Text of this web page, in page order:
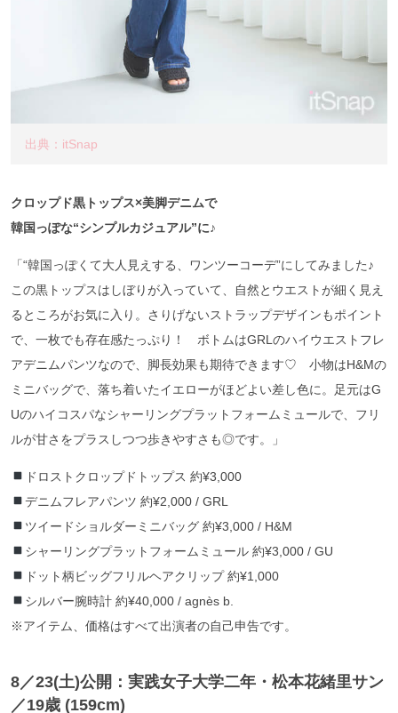
出典：itSnap
クロップド黒トップス×美脚デニムで
韓国っぽな“シンプルカジュアル”に♪
「“韓国っぽくて大人見えする、ワンツーコーデ”にしてみました♪
この黒トップスはしぼりが入っていて、自然とウエストが細く見え
るところがお気に入り。さりげないストラップデザインもポイント
で、一枚でも存在感たっぷり！ ボトムはGRLのハイウエストフレ
アデニムパンツなので、脚長効果も期待できます♡ 小物はH&Mの
ミニバッグで、落ち着いたイエローがほどよい差し色に。足元はG
Uのハイコスパなシャーリングプラットフォームミュールで、フリ
ルが甘さをプラスしつつ歩きやすさも◎です。」
ドロストクロップドトップス 約¥3,000
デニムフレアパンツ 約¥2,000 / GRL
ツイードショルダーミニバッグ 約¥3,000 / H&M
シャーリングプラットフォームミュール 約¥3,000 / GU
ドット柄ビッグフリルヘアクリップ 約¥1,000
シルバー腕時計 約¥40,000 / agnès b.
※アイテム、価格はすべて出演者の自己申告です。
8／23(土)公開：実践女子大学二年・松本花緒里サン
／19歳 (159cm)